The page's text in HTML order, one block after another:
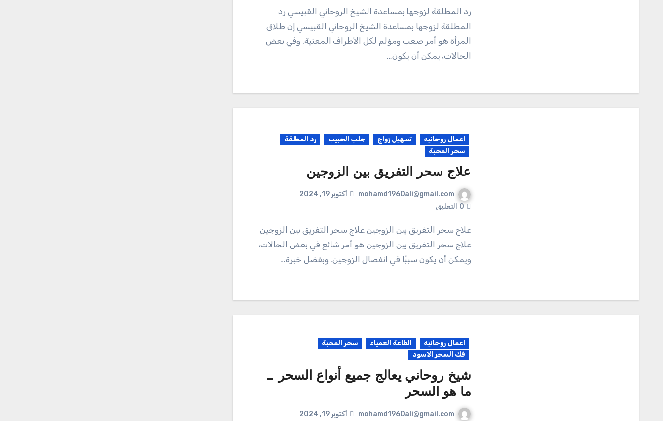
رد المطلقة لزوجها بمساعدة الشيخ الروحاني القبيسي رد
المطلقة لزوجها بمساعدة الشيخ الروحاني القبيسي إن طلاق
المرأة هو أمر صعب ومؤلم لكل الأطراف المعنية. وفي بعض
الحالات، يمكن أن يكون…
اعمال روحانيه تسهيل زواج جلب الحبيب
رد المطلقة
سحر المحبة
علاج سحر التفريق بين الزوجين
mohamd1960ali@gmail.com
أكتوبر 19, 2024
0 التعليق
علاج سحر التفريق بين الزوجين علاج سحر التفريق بين الزوجين
علاج سحر التفريق بين الزوجين هو أمر شائع في بعض الحالات،
ويمكن أن يكون سببًا في انفصال الزوجين. وبفضل خبرة…
اعمال روحانيه الطاعة العمياء
سحر المحبة
فك السحر الاسود
شيخ روحاني يعالج جميع أنواع السحر _
ما هو السحر
mohamd1960ali@gmail.com
أكتوبر 19, 2024